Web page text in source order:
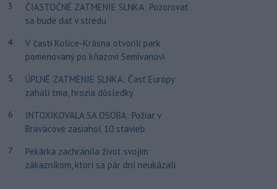
3
ČIASTOČNÉ ZATMENIE SLNKA: Pozorovať
sa bude dať v stredu
4
V časti Košice-Krásna otvorili park
pomenovaný po kňazovi Semivanovi
5
ÚPLNÉ ZATMENIE SLNKA: Časť Európy
zahalí tma, hrozia dôsledky
6
INTOXIKOVALA SA OSOBA: Požiar v
Braväcove zasiahol 10 stavieb
7
Pekárka zachránila život svojim
zákazníkom, ktorí sa pár dní neukázali